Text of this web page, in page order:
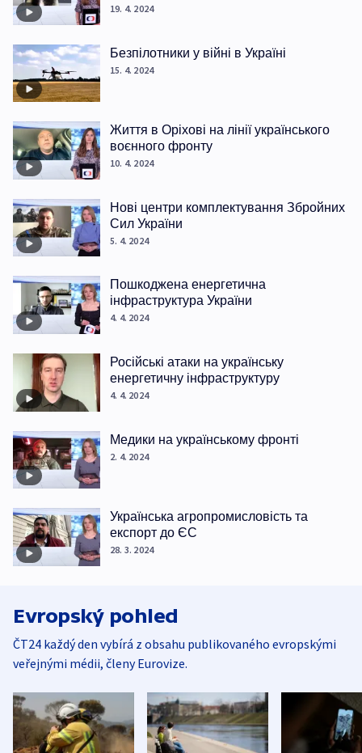
19. 4. 2024
Безпілотники у війні в Україні
15. 4. 2024
Життя в Оріхові на лінії українського
воєнного фронту
10. 4. 2024
Нові центри комплектування Збройних
Сил України
5. 4. 2024
Пошкоджена енергетична
інфраструктура України
4. 4. 2024
Російські атаки на українську
енергетичну інфраструктуру
4. 4. 2024
Медики на українському фронті
2. 4. 2024
Українська агропромисловість та
експорт до ЄС
28. 3. 2024
Evropský pohled
ČT24 každý den vybírá z obsahu publikovaného evropskými
veřejnými médii, členy Eurovize.